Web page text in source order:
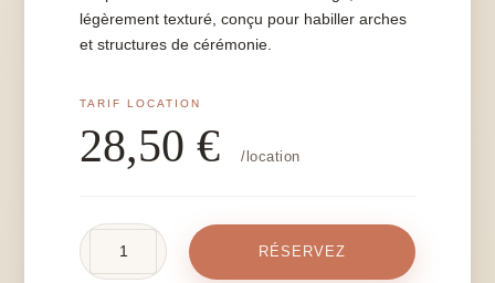
légèrement texturé, conçu pour habiller arches
et structures de cérémonie.
28,50€ /location
RÉSERVEZ